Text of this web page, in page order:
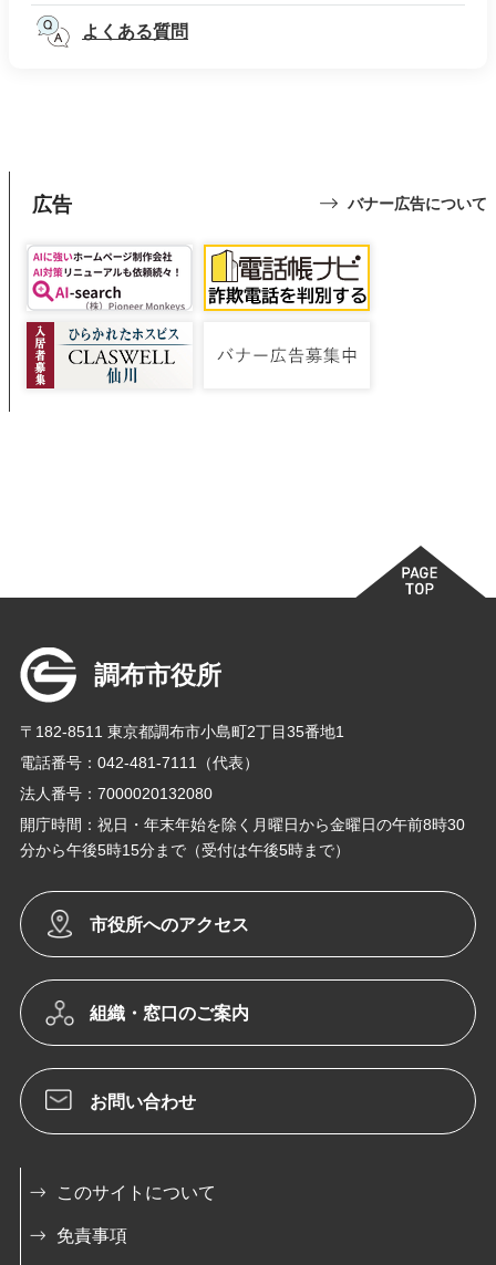
よくある質問
広告 バナー広告について
調布市役所
〒182-8511 東京都調布市小島町2丁目35番地1
電話番号：042-481-7111（代表）
法人番号：7000020132080
開庁時間：祝日・年末年始を除く月曜日から金曜日の午前8時30
分から午後5時15分まで（受付は午後5時まで）
市役所へのアクセス
組織・窓口のご案内
お問い合わせ
このサイトについて
免責事項